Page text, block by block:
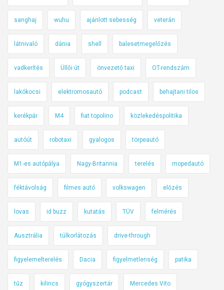
sanghaj wuhu ajánlott sebesség veterán
látnivaló dánia shell balesetmegelőzés
vadkerítés Üllői út önvezető taxi OT-rendszám
lakókocsi elektromosautó podcast behajtani tilos
kerékpár M4 fiat topolino közlekedéspolitika
autóút robotaxi gyalogos törpeautó
M1-es autópálya Nagy-Britannia terelés mopedautó
féktávolság filmes autó volkswagen előzés
lovas id buzz kutatás TÜV felmérés
Ausztrália túlkorlátozás drive-through
figyelemelterelés Dacia figyelmetlenség patika
tűz kilincs gyógyszertár Mercedes Vito